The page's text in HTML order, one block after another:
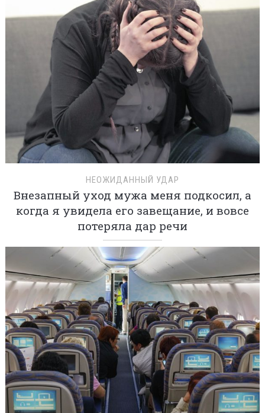
НЕОЖИДАННЫЙ УДАР
Внезапный уход мужа меня подкосил, а
когда я увидела его завещание, и вовсе
потеряла дар речи